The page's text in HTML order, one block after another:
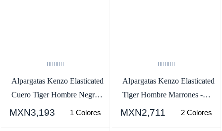
Alpargatas Kenzo Elasticated
Cuero Tiger Hombre Negras
- SKU.7147261
MXN3,193 1 Colores
Alpargatas Kenzo Elasticated
Tiger Hombre Marrones -
SKU.1093075
MXN2,711 2 Colores